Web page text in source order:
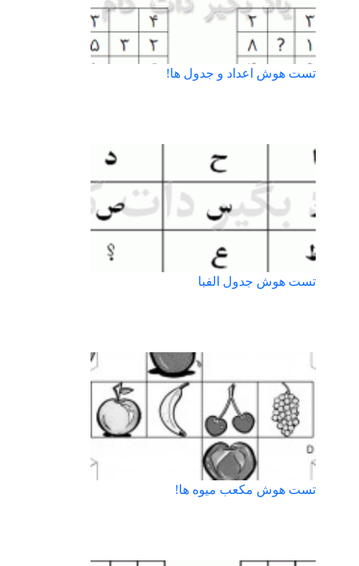
تست هوش اعداد و جدول ها!
تست هوش جدول الفبا
تست هوش مکعب میوه ها!